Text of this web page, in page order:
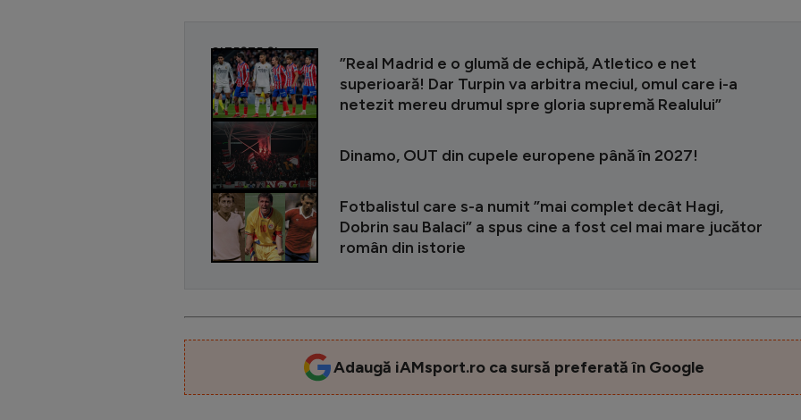
CITEȘTE ȘI
”Real Madrid e o glumă de echipă, Atletico e net
superioară! Dar Turpin va arbitra meciul, omul care i-a
netezit mereu drumul spre gloria supremă Realului”
Dinamo, OUT din cupele europene până în 2027!
Fotbalistul care s-a numit ”mai complet decât Hagi,
Dobrin sau Balaci” a spus cine a fost cel mai mare jucător
român din istorie
Adaugă iAMsport.ro ca sursă preferată în Google